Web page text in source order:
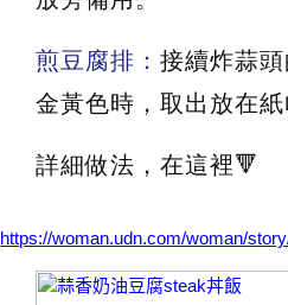
煎豆腐排： 接續炸蒜
金黃色時，取出放在紙
詳細做法，在這裡🔻
https://woman.udn.com/woman/